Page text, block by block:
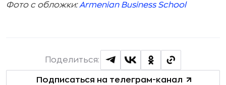
Фото с обложки:Armenian Business School
Подписаться на телеграм-канал
Поделиться: